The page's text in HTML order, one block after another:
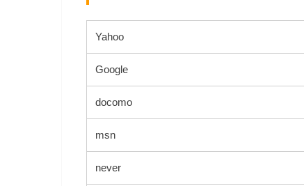
Yahoo
Google
docomo
msn
never